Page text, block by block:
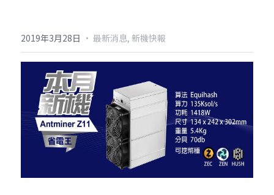
2019年3月28日 · 最新消息, 新機快報